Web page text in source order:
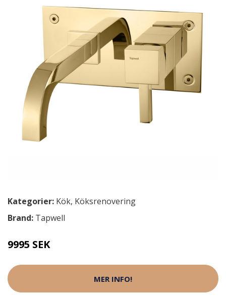
Kategorier: Kök, Köksrenovering
Brand: Tapwell
9995 SEK
MER INFO!